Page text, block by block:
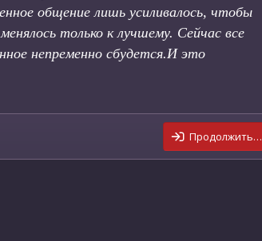
общение лишь усиливалось, чтобы
только к лучшему. Сейчас все
непременно сбудется.И это
Продолжить…